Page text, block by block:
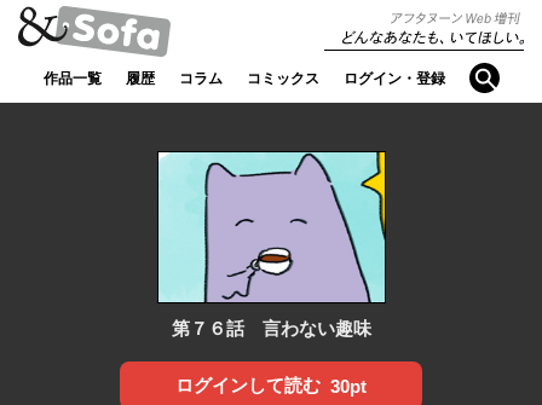
アフタヌ
ーンWeb
増刊【ア
どんなあなたも、
いてほしい。
作品一覧 履歴 コラム コミックス ログイン・登録 検索
第７６話 言わない趣味
ログインして読む 30pt